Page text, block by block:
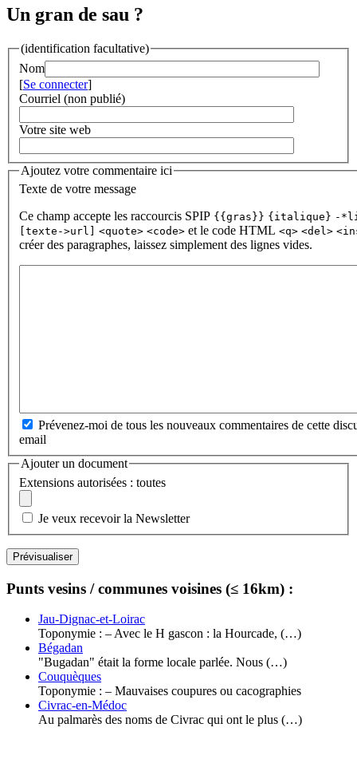
Un gran de sau ?
(identification facultative)
Nom
[Se connecter]
Courriel (non publié)
Votre site web
Ajoutez votre commentaire ici
Texte de votre message
Ce champ accepte les raccourcis SPIP {{gras}} {italique} -
[texte->url]
<quote> <code> et le code HTML <q> <del>
créer des paragraphes, laissez simplement des lignes vides.
Prévenez-moi de tous les nouveaux commentaires de cette
email
Ajouter un document
Extensions autorisées : toutes
Je veux recevoir la Newsletter
Punts vesins / communes voisines (≤ 16km) :
Jau-Dignac-et-Loirac
Toponymie : – Avec le H gascon : la Hourcade, (…)
Bégadan
"Bugadan" était la forme locale parlée. Nous (…)
Couquèques
Toponymie : – Mauvaises coupures ou cacographies
Civrac-en-Médoc
Au palmarès des noms de Civrac qui ont le plus (…)